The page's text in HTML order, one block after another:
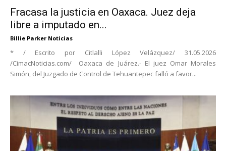
Fracasa la justicia en Oaxaca. Juez deja
libre a imputado en...
Billie Parker Noticias
* / Escrito por Citlalli López Velázquez/ 31.05.2026
/CimacNoticias.com/ Oaxaca de Juárez.- El juez Omar Morales
Simón, del Juzgado de Control de Tehuantepec falló a favor...